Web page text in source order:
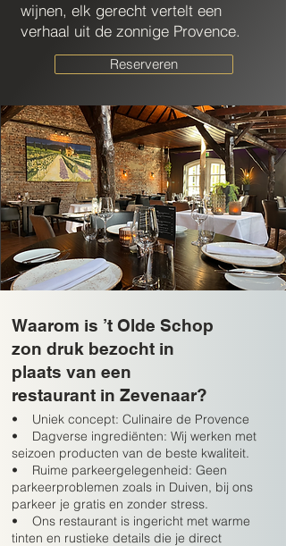
wijnen, elk gerecht vertelt een
verhaal uit de zonnige Provence.
Reserveren
Waarom is ’t Olde Schop
zon druk bezocht in
plaats van een
restaurant in Zevenaar?
• Uniek concept: Culinaire de Provence
• Dagverse ingrediënten: Wij werken met
seizoen producten van de beste kwaliteit.
• Ruime parkeergelegenheid: Geen
parkeerproblemen zoals in Duiven, bij ons
parkeer je gratis en zonder stress.
• Ons restaurant is ingericht met warme
tinten en rustieke details die je direct